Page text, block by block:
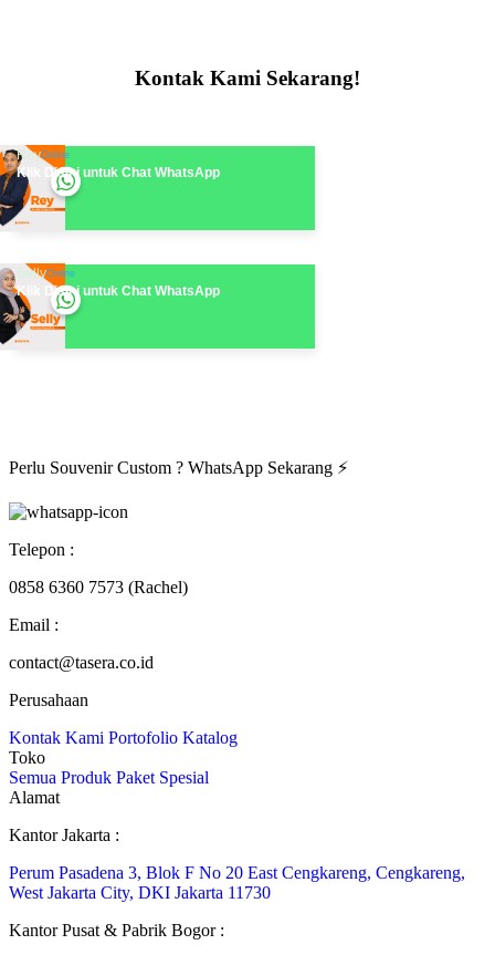
Kontak Kami Sekarang!
ReyOnline
Klik Disini untuk Chat WhatsApp
SellyOnline
Klik Disini untuk Chat WhatsApp
Perlu Souvenir Custom ? WhatsApp Sekarang ⚡
Telepon :
0858 6360 7573 (Rachel)
Email :
contact@tasera.co.id
Perusahaan
Kontak Kami Portofolio Katalog
Toko
Semua Produk Paket Spesial
Alamat
Kantor Jakarta :
Perum Pasadena 3, Blok F No 20 East Cengkareng, Cengkareng,
West Jakarta City, DKI Jakarta 11730
Kantor Pusat & Pabrik Bogor :